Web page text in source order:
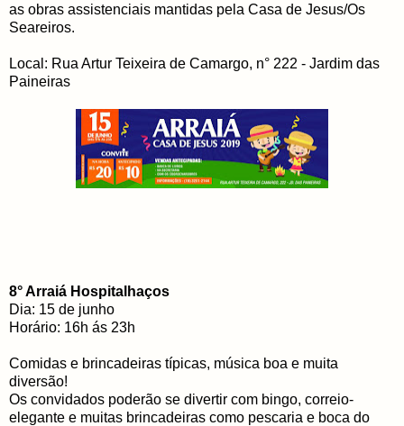
as obras assistenciais mantidas pela Casa de Jesus/Os
Seareiros.
Local: Rua Artur Teixeira de Camargo, n° 222 - Jardim das
Paineiras
8° Arraiá Hospitalhaços
Dia: 15 de junho
Horário: 16h ás 23h
Comidas e brincadeiras típicas, música boa e muita
diversão!
Os convidados poderão se divertir com bingo, correio-
elegante e muitas brincadeiras como pescaria e boca do